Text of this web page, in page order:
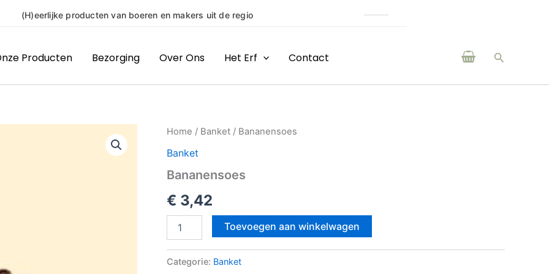
(H)eerlijke producten van boeren en makers uit de regio
Producten Bezorging Over Ons Het Erf Contact Zoeken
Home / Banket / Bananensoes
Banket
Bananensoes
€ 3,42
Bananensoes
Toevoegen aan winkelwagen
Categorie: Banket